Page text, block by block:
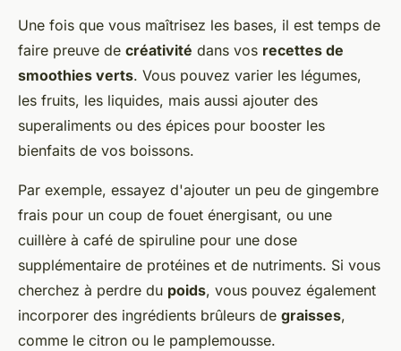
Une fois que vous maîtrisez les bases, il est temps de
faire preuve de créativité dans vos recettes de
smoothies verts. Vous pouvez varier les légumes,
les fruits, les liquides, mais aussi ajouter des
superaliments ou des épices pour booster les
bienfaits de vos boissons.
Par exemple, essayez d'ajouter un peu de gingembre
frais pour un coup de fouet énergisant, ou une
cuillère à café de spiruline pour une dose
supplémentaire de protéines et de nutriments. Si vous
cherchez à perdre du poids, vous pouvez également
incorporer des ingrédients brûleurs de graisses,
comme le citron ou le pamplemousse.